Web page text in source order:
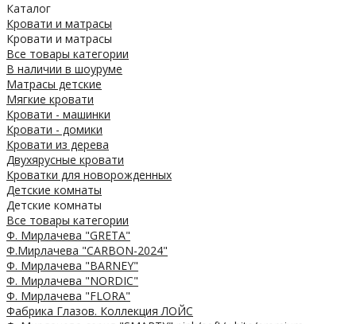
Каталог
Кровати и матрасы
Кровати и матрасы
Все товары категории
В наличии в шоуруме
Матрасы детские
Мягкие кровати
Кровати - машинки
Кровати - домики
Кровати из дерева
Двухярусные кровати
Кроватки для новорожденных
Детские комнаты
Детские комнаты
Все товары категории
Ф. Мирлачева "GRETA"
Ф.Мирлачева "CARBON-2024"
Ф. Мирлачева "BARNEY"
Ф. Мирлачева "NORDIC"
Ф. Мирлачева "FLORA"
Фабрика Глазов. Коллекция ЛОЙС